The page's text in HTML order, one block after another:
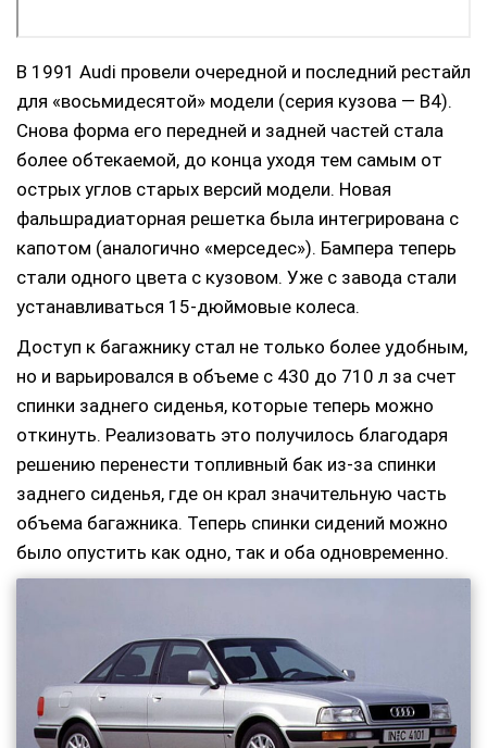
В 1991 Audi провели очередной и последний рестайл
для «восьмидесятой» модели (серия кузова — В4).
Снова форма его передней и задней частей стала
более обтекаемой, до конца уходя тем самым от
острых углов старых версий модели. Новая
фальшрадиаторная решетка была интегрирована с
капотом (аналогично «мерседес»). Бампера теперь
стали одного цвета с кузовом. Уже с завода стали
устанавливаться 15-дюймовые колеса.
Доступ к багажнику стал не только более удобным,
но и варьировался в объеме с 430 до 710 л за счет
спинки заднего сиденья, которые теперь можно
откинуть. Реализовать это получилось благодаря
решению перенести топливный бак из-за спинки
заднего сиденья, где он крал значительную часть
объема багажника. Теперь спинки сидений можно
было опустить как одно, так и оба одновременно.